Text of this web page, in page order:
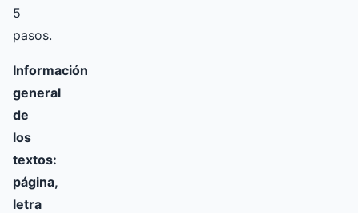
5
pasos.
Información
general
de
los
textos:
página,
letra